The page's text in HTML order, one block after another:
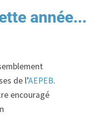
année...
de l’AEPEB.
encouragé